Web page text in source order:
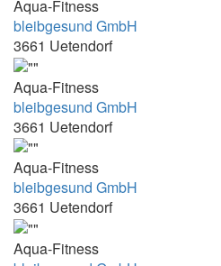
15:30
15:30 - 16:00
15:30 - 17:00
15:30 - 18:30
15:30-16.30
15:30-16:00
Aqua-Fitness
bleibgesund GmbH
3661 Uetendorf
Aqua-Fitness
bleibgesund GmbH
3661 Uetendorf
Aqua-Fitness
bleibgesund GmbH
3661 Uetendorf
Aqua-Fitness